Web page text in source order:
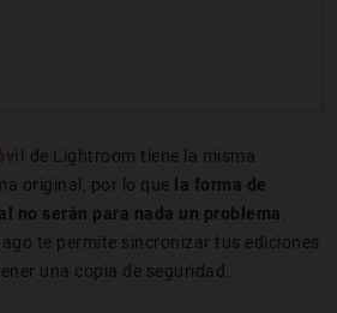
de Lightroom tiene la misma
original, por lo que
la forma de
no serán para nada un problema
te permite sincronizar tus ediciones
una copia de seguridad.